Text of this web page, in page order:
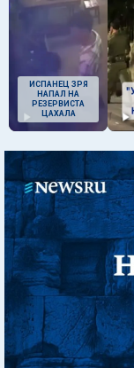
ИСПАНЕЦ ЗРЯ
НАПАЛ НА
РЕЗЕРВИСТА
ЦАХАЛА